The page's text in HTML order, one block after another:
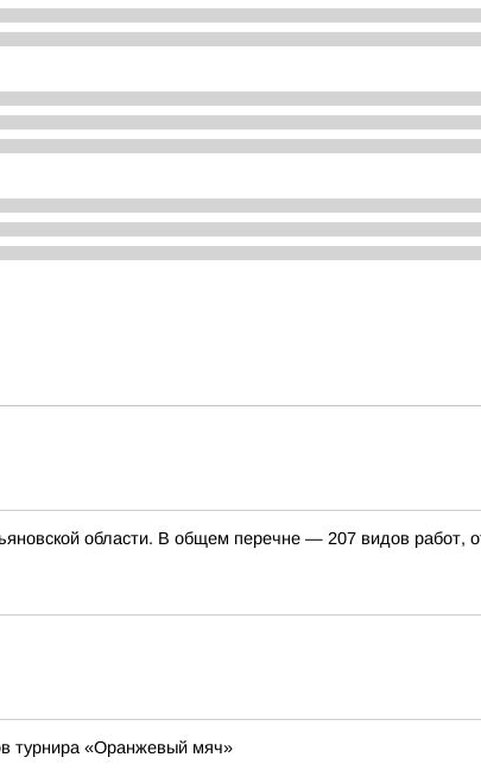
области. В общем перечне — 207 видов работ,
турнира «Оранжевый мяч»